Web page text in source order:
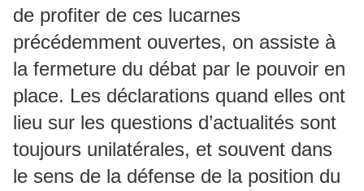
de profiter de ces lucarnes
précédemment ouvertes, on assiste à
la fermeture du débat par le pouvoir en
place. Les déclarations quand elles ont
lieu sur les questions d’actualités sont
toujours unilatérales, et souvent dans
le sens de la défense de la position du